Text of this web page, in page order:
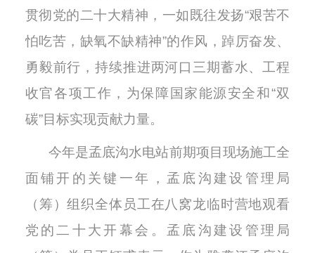
贯彻党的二十大精神，一如既往发扬“艰苦不
怕吃苦，缺氧不缺精神”的作风，踔厉奋发、
勇毅前行，持续推进两河口三期蓄水、工程
收官各项工作，为保障国家能源安全和“双
碳”目标实现贡献力量。
今年是孟底沟水电站前期项目现场施工全
面铺开的关键一年，孟底沟建设管理局
（筹）组织全体员工在八窝龙临时营地观看
党的二十大开幕会。孟底沟建设管理局